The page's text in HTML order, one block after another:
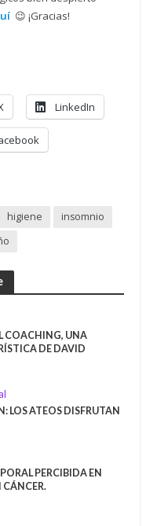
😉 ¡Gracias!
LinkedIn
higiene
insomnio
COACHING, UNA
DE DAVID
LOS ATEOS DISFRUTAN
PERCIBIDA EN
CÁNCER.